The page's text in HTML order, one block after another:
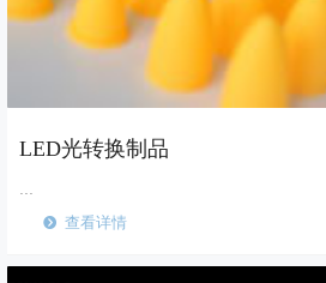
LED光转换制品
뀹 查看详情